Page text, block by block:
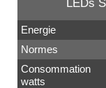
LEDs
Energie
Normes
Consommation
watts